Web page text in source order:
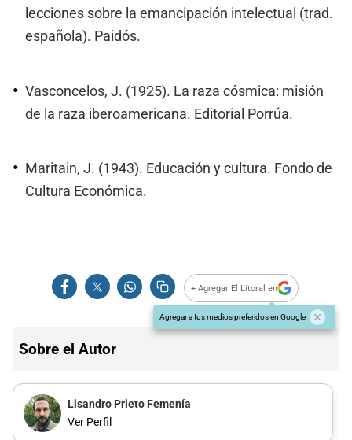
lecciones sobre la emancipación intelectual (trad.
española). Paidós.
Vasconcelos, J. (1925). La raza cósmica: misión
de la raza iberoamericana. Editorial Porrúa.
Maritain, J. (1943). Educación y cultura. Fondo de
Cultura Económica.
+ Agregar El Litoral en
Agregar a tus medios preferidos en Google
Sobre el Autor
Lisandro Prieto Femenía
Ver Perfil